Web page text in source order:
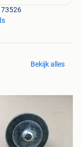
Bekijk alles